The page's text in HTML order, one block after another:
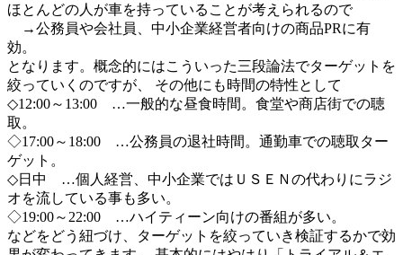
ほとんどの人が車を持っていることが考えられるので
→公務員や会社員、中小企業経営者向けの商品PRに有
効。
となります。概念的にはこういった三段論法でターゲットを
絞っていくのですが、 その他にも時間の特性として
◇12:00～13:00 …一般的な昼食時間。食堂や商店街での聴
取。
◇17:00～18:00 …公務員の退社時間。通勤車での聴取ター
ゲット。
◇日中 …個人経営、中小企業ではＵＳＥＮの代わりにラジ
オを流している事も多い。
◇19:00～22:00 …ハイティーン向けの番組が多い。
などをどう紐づけ、ターゲットを絞っていき検証するかで効